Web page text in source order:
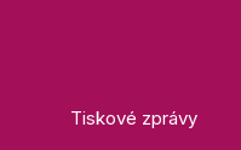
Tiskové zprávy